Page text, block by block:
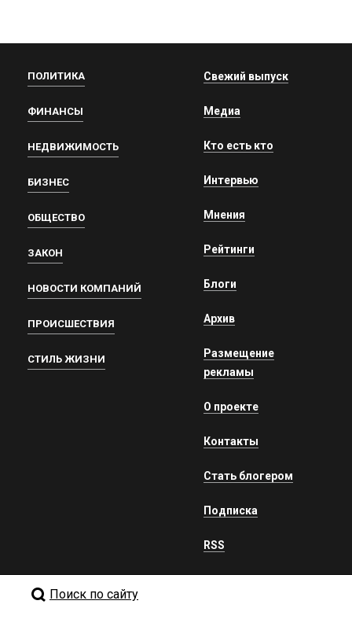
ПОЛИТИКА
ФИНАНСЫ
НЕДВИЖИМОСТЬ
БИЗНЕС
ОБЩЕСТВО
ЗАКОН
НОВОСТИ КОМПАНИЙ
ПРОИСШЕСТВИЯ
СТИЛЬ ЖИЗНИ
Свежий выпуск
Медиа
Кто есть кто
Интервью
Мнения
Рейтинги
Блоги
Архив
Размещение
рекламы
О проекте
Контакты
Стать блогером
Подписка
RSS
Поиск по сайту